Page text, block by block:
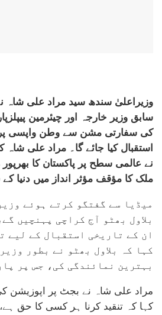
وزیراعلیٰ سندھ سید مراد علی شاہ
سابق وزیر خارجہ اور چیئرمین
کی سفارتی مشن سے وطن واپسی پر
استقبال کیا جائے گا۔ مراد علی شاہ
نے عالمی سطح پر پاکستان کا بھرپور
ملک کا مؤقف مؤثر انداز میں دنیا کے
میڈیا سے گفتگو کرتے ہوئے
بلاول بھٹو آج کراچی پہنچیں
ان کے تاریخی استقبال کے لیے
کہا کہ بلاول بھٹو نے بطور
بہترین نمائندگی کی، جس پر
مراد علی شاہ نے بجٹ پر اپوزیشن
کہا کہ تنقید کرنا ہر کسی کا حق